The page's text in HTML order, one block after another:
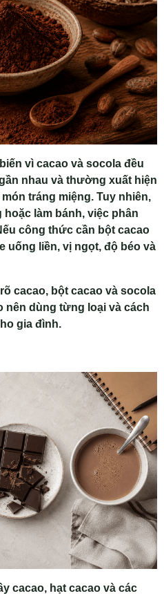
vì cacao và socola đều
nhau và thường xuất hiện
tráng miệng. Tuy nhiên,
làm bánh, việc phân
công thức cần bột cacao
uống liền, vị ngọt, độ béo và
cacao, bột cacao và socola
nên dùng từng loại và cách
gia đình.
cacao, hạt cacao và các